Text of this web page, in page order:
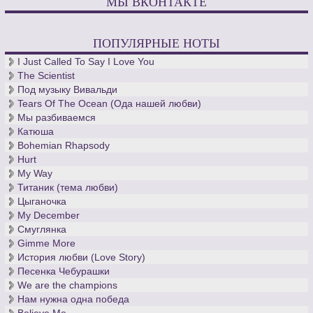
ПОПУЛЯРНЫЕ НОТЫ
I Just Called To Say I Love You
The Scientist
Под музыку Вивальди
Tears Of The Ocean (Ода нашей любви)
Мы разбиваемся
Катюша
Bohemian Rhapsody
Hurt
My Way
Титаник (тема любви)
Цыганочка
My December
Смуглянка
Gimme More
История любви (Love Story)
Песенка Чебурашки
We are the champions
Нам нужна одна победа